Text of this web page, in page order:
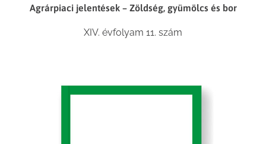
Agrárpiaci jelentések – Zöldség, gyümölcs és bor
XIV. évfolyam 11. szám